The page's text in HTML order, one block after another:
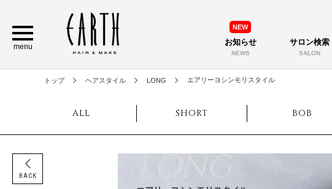
NEW
お知らせ
NEWS
サロン検索
SALON
menu
トップ ヘアスタイル LONG エアリーヨシンモリスタイル
ALL SHORT BOB
LONG
BACK